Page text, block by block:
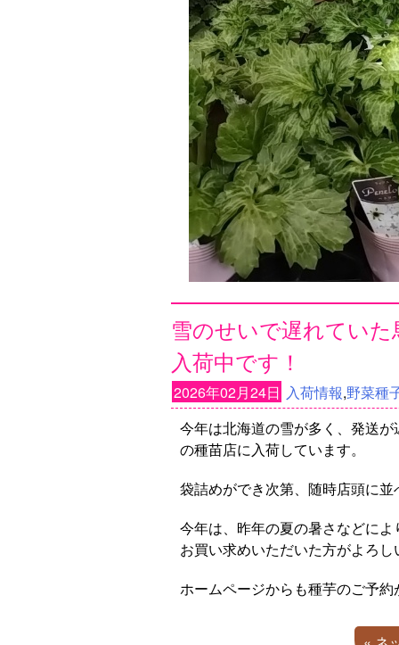
雪のせいで遅れてい
入荷中です！
2026年02月24日 入荷情報,野菜種
今年は北海道の雪が多く、発送
の種苗店に入荷しています。
袋詰めができ次第、随時店頭に並
今年は、昨年の夏の暑さなどに
お買い求めいただいた方がよろ
ホームページからも種芋のご予